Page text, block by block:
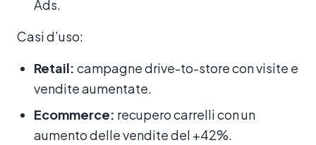
Ads.
Casi d’uso:
Retail: campagne drive-to-store con visite e
vendite aumentate.
Ecommerce: recupero carrelli con un
aumento delle vendite del +42%.